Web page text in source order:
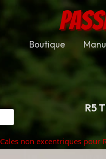
Boutique
R5
Cales non excentriques pour